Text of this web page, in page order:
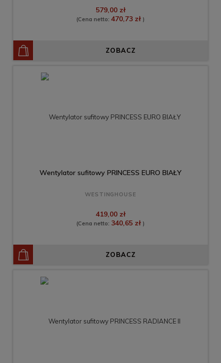
579,00 zł
(Cena netto: 470,73 zł )
ZOBACZ
Wentylator sufitowy PRINCESS EURO BIAŁY
WESTINGHOUSE
419,00 zł
(Cena netto: 340,65 zł )
ZOBACZ